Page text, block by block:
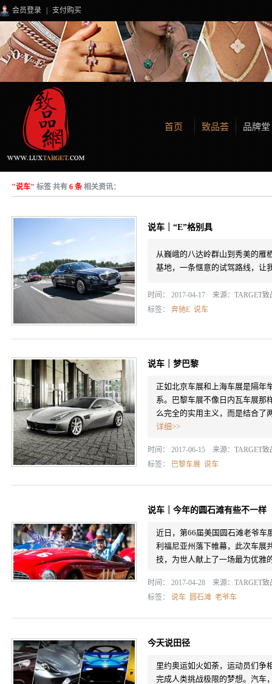
会员登录 支付购买
首页 致品荟 品牌堂
"说车" 标签 共有 6 条相关资讯：
说车｜“E”格别具
从巍峨的八达岭群山到秀美的雁
基地，一条惬意的试驾路线，让
时间： 2017-04-17 来源： TARGET致
标签： 奔驰E 说车
说车｜梦巴黎
正如北京车展和上海车展是隔年
系。巴黎车展不像日内瓦车展那
么完全的实用主义，而是结合了
详细>>
时间： 2017-06-15 来源： TARGET致
标签：
巴黎车展 说车
说车｜今年的圆石滩有些不一样
近日，第66届美国圆石滩老爷车
利福尼亚州落下帷幕，此次车展
技，为世人献上了一场最为优雅
时间： 2017-04-28 来源： TARGET致
标签： 说车 圆石滩 老爷车
今天说田径
里约奥运如火如荼，运动员们争
完成人类挑战极限的梦想。汽车